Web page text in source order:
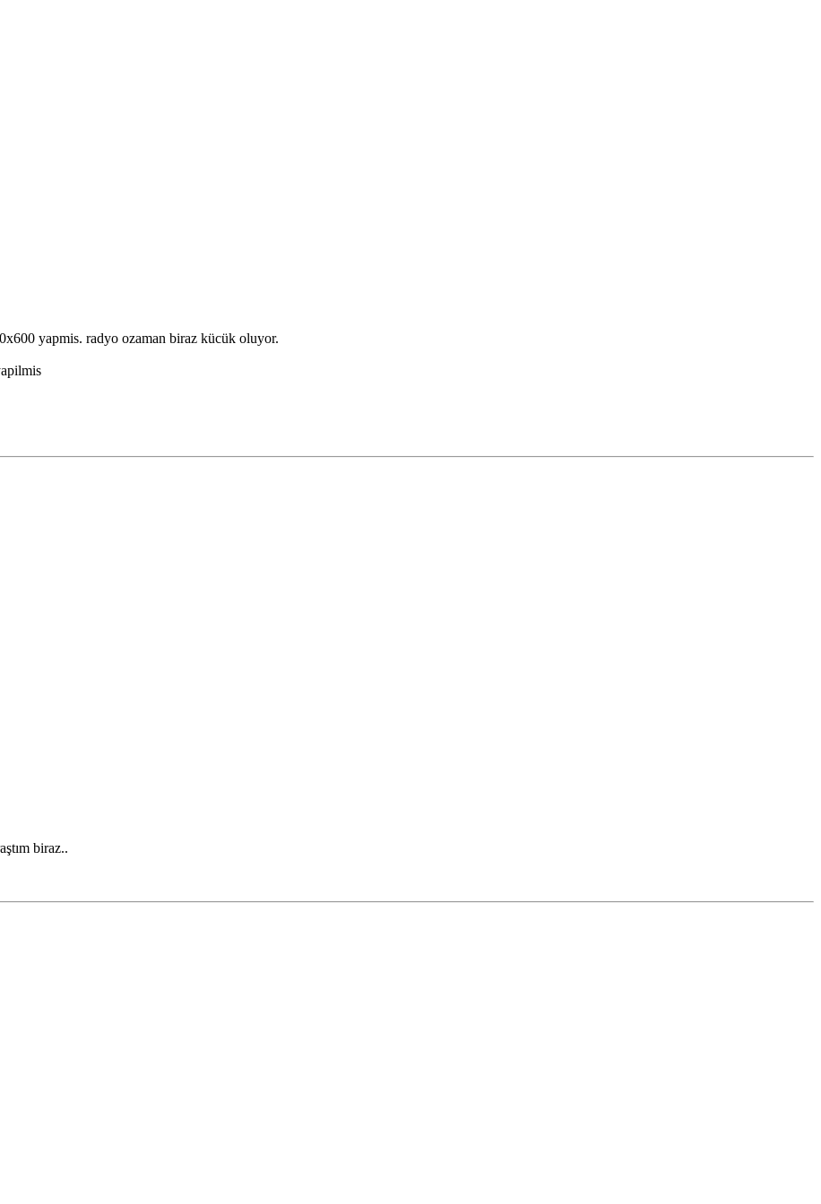
yapmis. radyo ozaman biraz kücük oluyor.
biraz..